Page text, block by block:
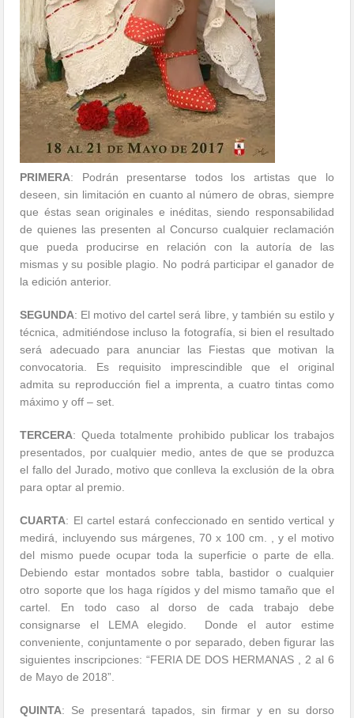
PRIMERA: Podrán presentarse todos los artistas que lo
deseen, sin limitación en cuanto al número de obras, siempre
que éstas sean originales e inéditas, siendo responsabilidad
de quienes las presenten al Concurso cualquier reclamación
que pueda producirse en relación con la autoría de las
mismas y su posible plagio. No podrá participar el ganador de
la edición anterior.
SEGUNDA: El motivo del cartel será libre, y también su estilo y
técnica, admitiéndose incluso la fotografía, si bien el resultado
será adecuado para anunciar las Fiestas que motivan la
convocatoria. Es requisito imprescindible que el original
admita su reproducción fiel a imprenta, a cuatro tintas como
máximo y off – set.
TERCERA: Queda totalmente prohibido publicar los trabajos
presentados, por cualquier medio, antes de que se produzca
el fallo del Jurado, motivo que conlleva la exclusión de la obra
para optar al premio.
CUARTA: El cartel estará confeccionado en sentido vertical y
medirá, incluyendo sus márgenes, 70 x 100 cm. , y el motivo
del mismo puede ocupar toda la superficie o parte de ella.
Debiendo estar montados sobre tabla, bastidor o cualquier
otro soporte que los haga rígidos y del mismo tamaño que el
cartel. En todo caso al dorso de cada trabajo debe
consignarse el LEMA elegido. Donde el autor estime
conveniente, conjuntamente o por separado, deben figurar las
siguientes inscripciones: “FERIA DE DOS HERMANAS , 2 al 6
de Mayo de 2018”.
QUINTA: Se presentará tapados, sin firmar y en su dorso